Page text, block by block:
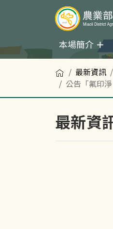
本場簡介
首頁最新資訊
公告「氟印
最新資